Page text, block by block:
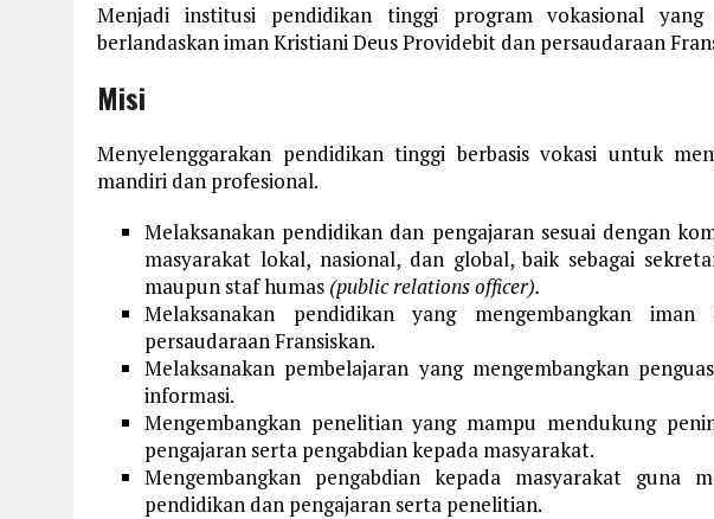
Menjadi institusi pendidikan tinggi program vokasional
berlandaskan iman Kristiani Deus Providebit dan persaudaraan
Misi
Menyelenggarakan pendidikan tinggi berbasis vokasi untuk
mandiri dan profesional.
Melaksanakan pendidikan dan pengajaran sesuai dengan
masyarakat lokal, nasional, dan global, baik sebagai
maupun staf humas (public relations officer).
Melaksanakan pendidikan yang mengembangkan
persaudaraan Fransiskan.
Melaksanakan pembelajaran yang mengembangkan
informasi.
Mengembangkan penelitian yang mampu mendukung
pengajaran serta pengabdian kepada masyarakat.
Mengembangkan pengabdian kepada masyarakat guna
pendidikan dan pengajaran serta penelitian.